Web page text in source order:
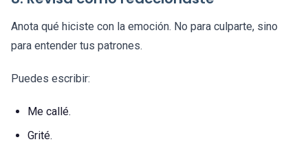
Anota qué hiciste con la emoción. No para culparte, sino
para entender tus patrones.
Puedes escribir:
Me callé.
Grité.